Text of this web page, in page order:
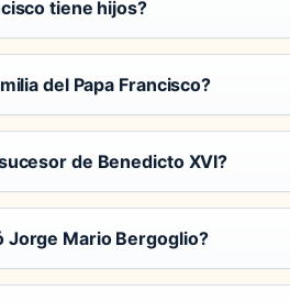
tiene hijos?
del Papa Francisco?
de Benedicto XVI?
Jorge Mario Bergoglio?